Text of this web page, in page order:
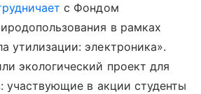
с Фондом
в рамках
утилизации: электроника».
экологический проект для
участвующие в акции студенты